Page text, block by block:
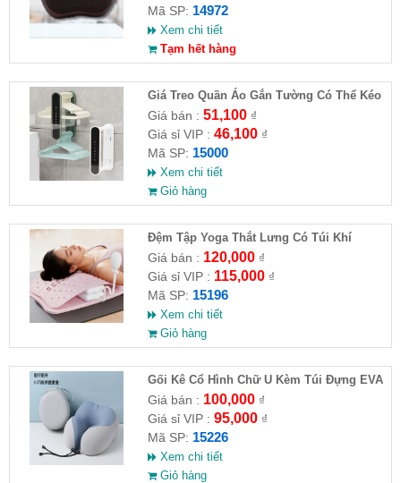
Mã SP: 14972
Xem chi tiết
Tạm hết hàng
Giá Treo Quần Áo Gắn Tường Có Thể Kéo
Dài
Giá bán : 51,100₫
Giá sỉ VIP : 46,100₫
Mã SP: 15000
Xem chi tiết
Giỏ hàng
Đệm Tập Yoga Thắt Lưng Có Túi Khí
Giá bán : 120,000₫
Giá sỉ VIP : 115,000₫
Mã SP: 15196
Xem chi tiết
Giỏ hàng
Gối Kê Cổ Hình Chữ U Kèm Túi Đựng EVA
Giá bán : 100,000₫
Giá sỉ VIP : 95,000₫
Mã SP: 15226
Xem chi tiết
Giỏ hàng